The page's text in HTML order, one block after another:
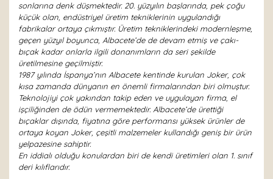
sonlarına denk düşmektedir. 20. yüzyılın başlarında, pek çoğu
küçük olan, endüstriyel üretim tekniklerinin uygulandığı
fabrikalar ortaya çıkmıştır. Üretim tekniklerindeki modernleşme,
geçen yüzyıl boyunca, Albacete’de de devam etmiş ve çakı-
bıçak kadar onlarla ilgili donanımların da seri şekilde
üretilmesine geçilmiştir.
1987 yılında İspanya’nın Albacete kentinde kurulan Joker, çok
kısa zamanda dünyanın en önemli firmalarından biri olmuştur.
Teknolojiyi çok yakından takip eden ve uygulayan firma, el
işçiliğinden de ödün vermemektedir. Albacete’de ürettiği
bıçaklar dışında, fiyatına göre performansı yüksek ürünler de
ortaya koyan Joker, çeşitli malzemeler kullandığı geniş bir ürün
yelpazesine sahiptir.
En iddialı olduğu konulardan biri de kendi üretimleri olan 1. sınıf
deri kılıflarıdır.